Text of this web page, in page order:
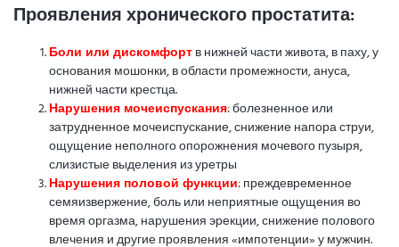
Проявления хронического простатита:
Боли или дискомфортв нижней части живота, в паху, у
основания мошонки, в области промежности, ануса,
нижней части крестца.
Нарушения мочеиспускания: болезненное или
затрудненное мочеиспускание, снижение напора струи,
ощущение неполного опорожнения мочевого пузыря,
слизистые выделения из уретры
Нарушения половой функции: преждевременное
семяизвержение, боль или неприятные ощущения во
время оргазма, нарушения эрекции, снижение полового
влечения и другие проявления «импотенции» у мужчин.